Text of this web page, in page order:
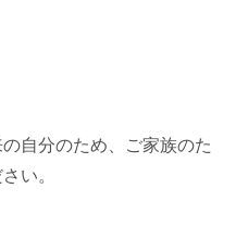
自分のため、ご家族のた
い。